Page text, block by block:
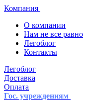
Компания
О компании
Нам не все равно
Легоблог
Контакты
Легоблог
Доставка
Оплата
Гос. учреждениям